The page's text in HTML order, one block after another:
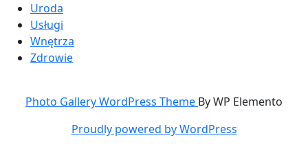
Uroda
Usługi
Wnętrza
Zdrowie
Photo Gallery WordPress Theme By WP Elemento
Proudly powered by WordPress